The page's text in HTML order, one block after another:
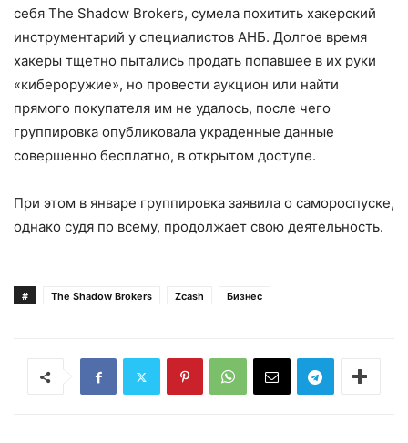
себя The Shadow Brokers, сумела похитить хакерский
инструментарий у специалистов АНБ. Долгое время
хакеры тщетно пытались продать попавшее в их руки
«кибероружие», но провести аукцион или найти
прямого покупателя им не удалось, после чего
группировка опубликовала украденные данные
совершенно бесплатно, в открытом доступе.
При этом в январе группировка заявила о самороспуске,
однако судя по всему, продолжает свою деятельность.
# The Shadow Brokers Zcash Бизнес